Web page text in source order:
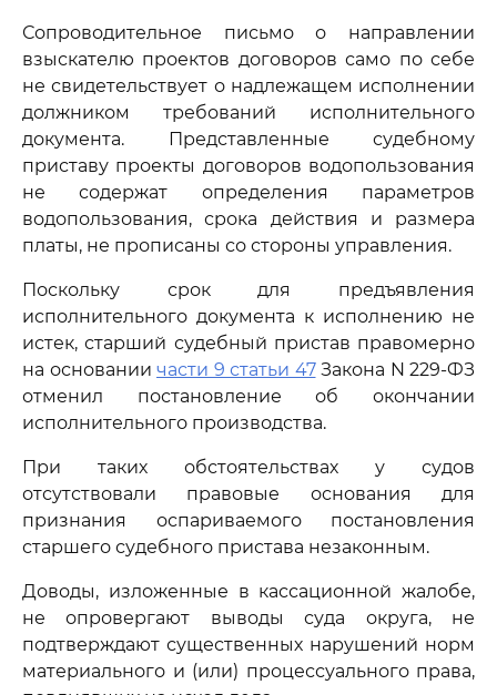
Сопроводительное письмо о направлении
взыскателю проектов договоров само по себе
не свидетельствует о надлежащем исполнении
должником требований исполнительного
документа. Представленные судебному
приставу проекты договоров водопользования
не содержат определения параметров
водопользования, срока действия и размера
платы, не прописаны со стороны управления.
Поскольку срок для предъявления
исполнительного документа к исполнению не
истек, старший судебный пристав правомерно
на основании части 9 статьи 47Закона N 229-ФЗ
отменил постановление об окончании
исполнительного производства.
При таких обстоятельствах у судов
отсутствовали правовые основания для
признания оспариваемого постановления
старшего судебного пристава незаконным.
Доводы, изложенные в кассационной жалобе,
не опровергают выводы суда округа, не
подтверждают существенных нарушений норм
материального и (или) процессуального права,